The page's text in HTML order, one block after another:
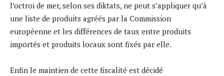
l’octroi de mer, selon ses diktats, ne peut s’appliquer qu’à
une liste de produits agréés par la Commission
européenne et les différences de taux entre produits
importés et produits locaux sont fixés par elle.
Enfin le maintien de cette fiscalité est décidé